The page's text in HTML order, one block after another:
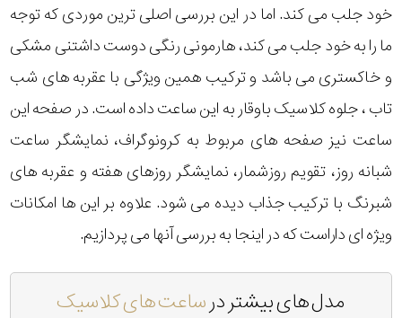
خود جلب می کند. اما در این بررسی اصلی ترین موردی که توجه
ما را به خود جلب می کند، هارمونی رنگی دوست داشتنی مشکی
و خاکستری می باشد و ترکیب همین ویژگی با عقربه های شب
تاب ، جلوه کلاسیک باوقار به این ساعت داده است. در صفحه این
ساعت نیز صفحه های مربوط به کرونوگراف، نمایشگر ساعت
شبانه روز، تقویم روزشمار، نمایشگر روزهای هفته و عقربه های
شبرنگ با ترکیب جذاب دیده می شود. علاوه بر این ها امکانات
ویژه ای داراست که در اینجا به بررسی آنها می پردازیم.
مدل های بیشتر درساعت های کلاسیک